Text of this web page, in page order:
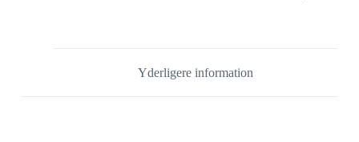
Yderligere information